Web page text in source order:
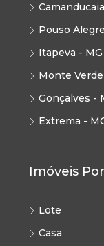
Pouso
Itapeva - MG
Monte
Gonçalves -
Extrema -
Imóveis
Lote
Casa